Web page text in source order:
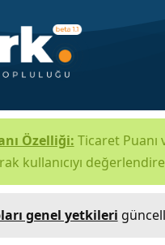
Özelliği: Ticaret
kullanıcıyı
genel yetkileri